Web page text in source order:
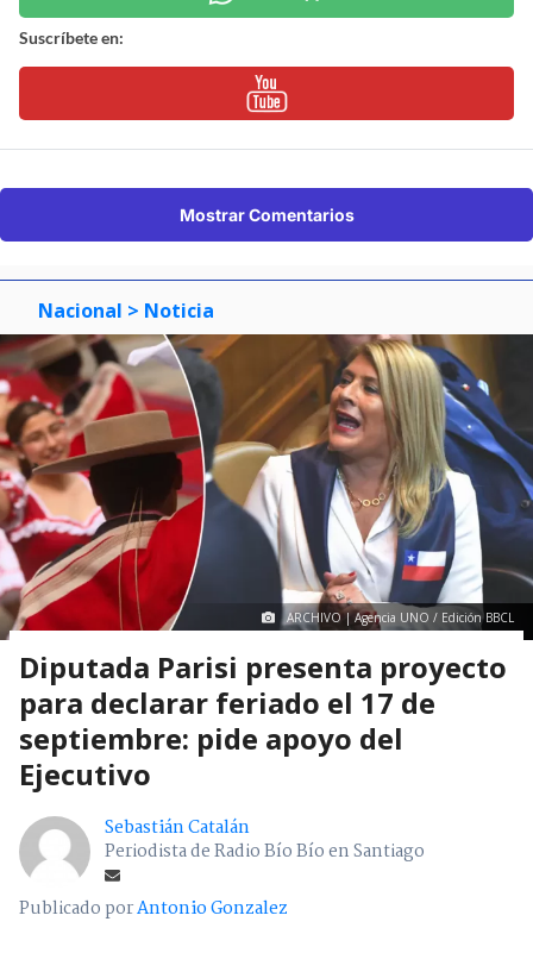
Suscríbete en:
Mostrar Comentarios
Nacional > Noticia
ARCHIVO | Agencia UNO / Edición BBCL
Diputada Parisi presenta proyecto
para declarar feriado el 17 de
septiembre: pide apoyo del
Ejecutivo
Sebastián Catalán
Periodista de Radio Bío Bío en Santiago
Publicado porAntonio Gonzalez